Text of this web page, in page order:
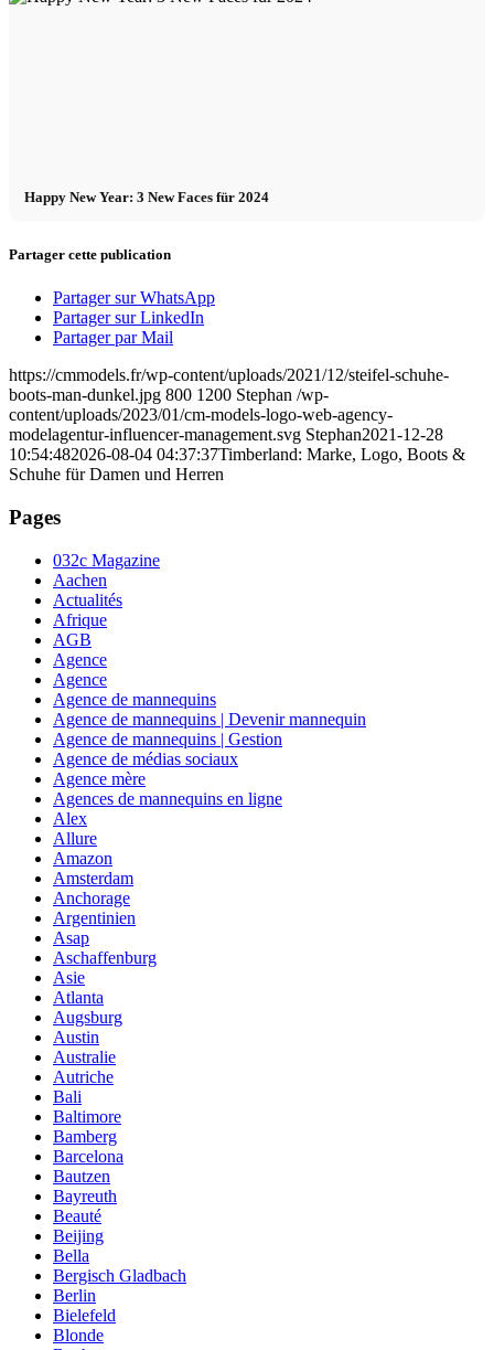
Happy New Year: 3 New Faces für 2024
Partager cette publication
Partager sur WhatsApp
Partager sur LinkedIn
Partager par Mail
https://cmmodels.fr/wp-content/uploads/2021/12/steifel-schuhe-
boots-man-dunkel.jpg 800 1200 Stephan /wp-
content/uploads/2023/01/cm-models-logo-web-agency-
modelagentur-influencer-management.svg Stephan2021-12-28
10:54:482026-08-04 04:37:37Timberland: Marke, Logo, Boots &
Schuhe für Damen und Herren
Pages
032c Magazine
Aachen
Actualités
Afrique
AGB
Agence
Agence
Agence de mannequins
Agence de mannequins | Devenir mannequin
Agence de mannequins | Gestion
Agence de médias sociaux
Agence mère
Agences de mannequins en ligne
Alex
Allure
Amazon
Amsterdam
Anchorage
Argentinien
Asap
Aschaffenburg
Asie
Atlanta
Augsburg
Austin
Australie
Autriche
Bali
Baltimore
Bamberg
Barcelona
Bautzen
Bayreuth
Beauté
Beijing
Bella
Bergisch Gladbach
Berlin
Bielefeld
Blonde